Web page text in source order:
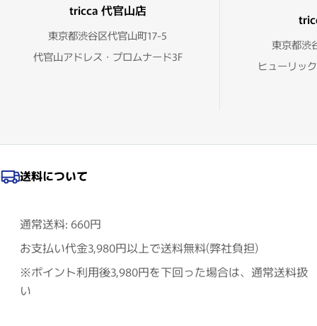
tricca 代官山店
東京都渋谷区代官山町17-5
代官山アドレス・プロムナード3F
東京都渋
ヒューリッ
送料について
通常送料: 660円
お支払い代金3,980円以上で送料無料(弊社負担)
※ポイント利用後3,980円を下回った場合は、通常送料扱
い